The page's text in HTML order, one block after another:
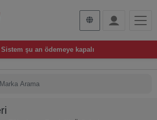
Sistem şu an ödemeye kapalı